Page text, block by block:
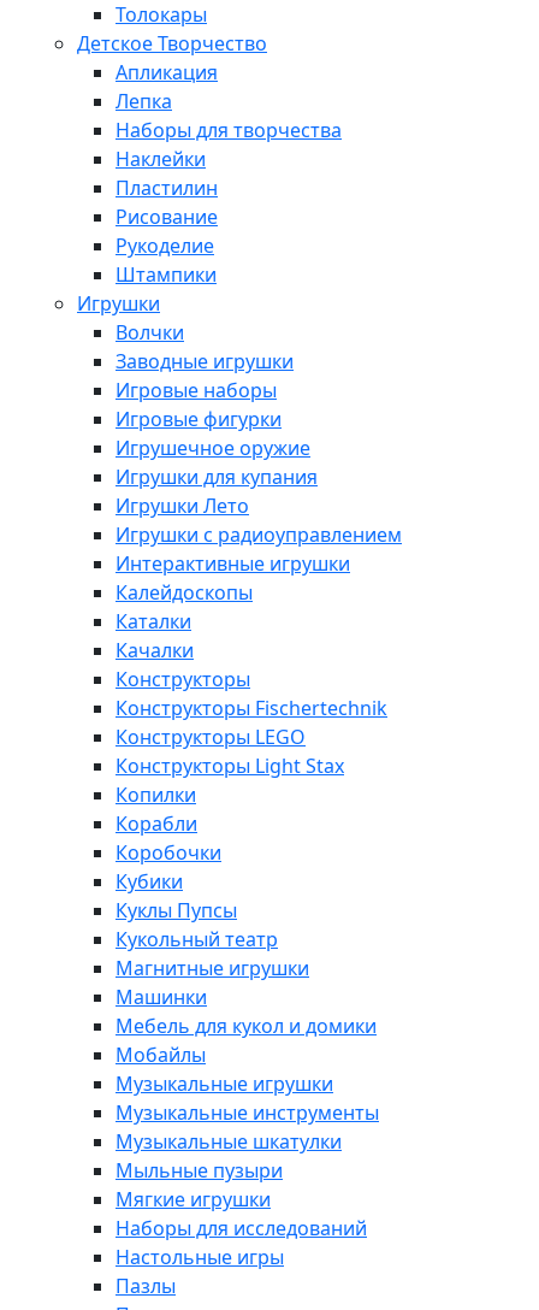
Толокары
Детское Творчество
Апликация
Лепка
Наборы для творчества
Наклейки
Пластилин
Рисование
Рукоделие
Штампики
Игрушки
Волчки
Заводные игрушки
Игровые наборы
Игровые фигурки
Игрушечное оружие
Игрушки для купания
Игрушки Лето
Игрушки с радиоуправлением
Интерактивные игрушки
Калейдоскопы
Каталки
Качалки
Конструкторы
Конструкторы Fisсhertechnik
Конструкторы LEGO
Конструкторы Light Stax
Копилки
Корабли
Коробочки
Кубики
Куклы Пупсы
Кукольный театр
Магнитные игрушки
Машинки
Мебель для кукол и домики
Мобайлы
Музыкальные игрушки
Музыкальные инструменты
Музыкальные шкатулки
Мыльные пузыри
Мягкие игрушки
Наборы для исследований
Настольные игры
Пазлы